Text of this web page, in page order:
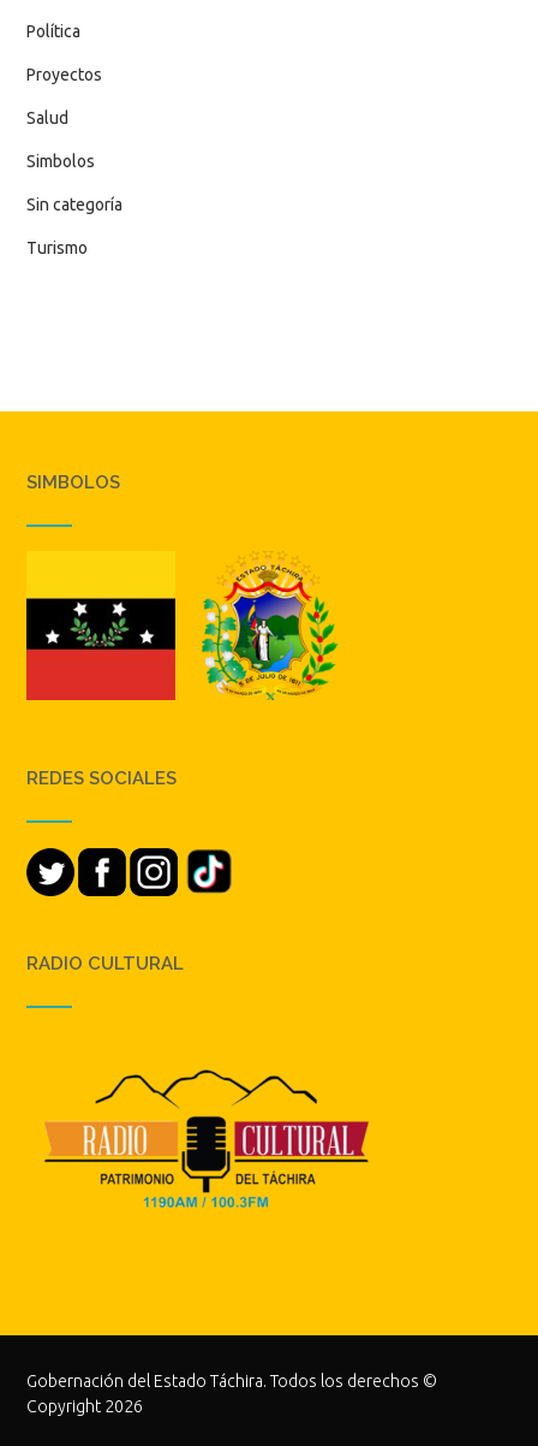
Política
Proyectos
Salud
Simbolos
Sin categoría
Turismo
SIMBOLOS
REDES SOCIALES
RADIO CULTURAL
Gobernación del Estado Táchira. Todos los derechos ©
Copyright 2026